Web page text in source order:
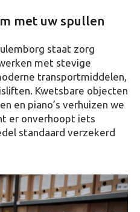
met uw spullen
staat zorg
met stevige
transportmiddelen,
Kwetsbare objecten
en piano’s verhuizen we
er onverhoopt iets
standaard verzekerd